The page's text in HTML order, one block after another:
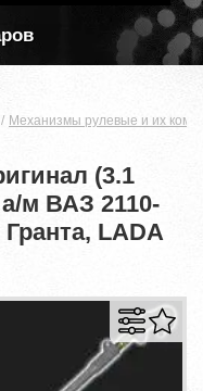
Механизмы рулевые и их
(3.1
м ВАЗ 2110-
LADA